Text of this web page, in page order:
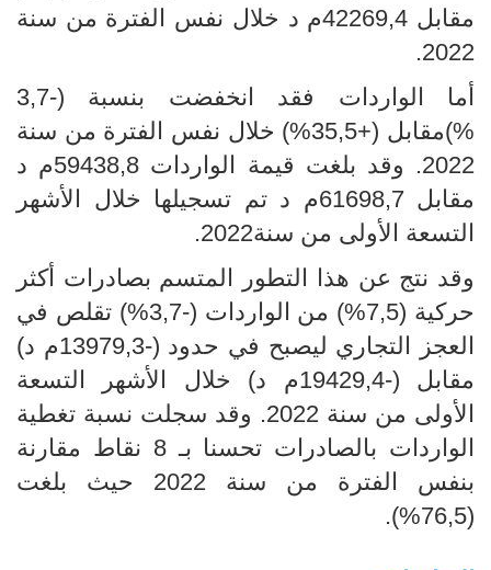
مقابل 42269,4م د خلال نفس الفترة من سنة
2022.
أما الواردات فقد انخفضت بنسبة (-3,7
%)مقابل (+35,5%) خلال نفس الفترة من سنة
2022. وقد بلغت قيمة الواردات 59438,8م د
مقابل 61698,7م د تم تسجيلها خلال الأشهر
التسعة الأولى من سنة2022.
وقد نتج عن هذا التطور المتسم بصادرات أكثر
حركية (7,5
%) من الواردات (-3,7%) تقلص في
العجز التجاري ليصبح في حدود (-13979,3م د)
مقابل (-19429,4م د) خلال الأشهر التسعة
الأولى من سنة 2022. وقد سجلت نسبة تغطية
الواردات بالصادرات تحسنا بـ 8 نقاط مقارنة
بنفس الفترة من سنة 2022 حيث بلغت
(76,5%).